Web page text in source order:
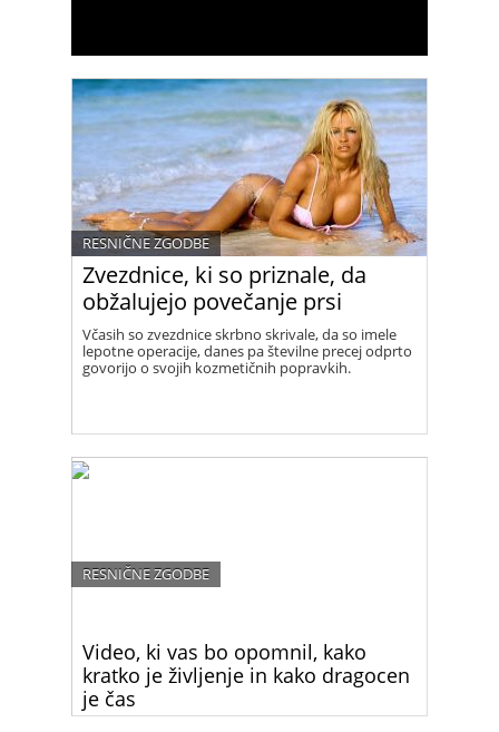
Zvezdnice, ki so priznale, da
obžalujejo povečanje prsi
RESNIČNE ZGODBE
Včasih so zvezdnice skrbno skrivale, da so imele
lepotne operacije, danes pa številne precej odprto
govorijo o svojih kozmetičnih popravkih.
Video, ki vas bo opomnil, kako
kratko je življenje in kako dragocen
je čas
RESNIČNE ZGODBE